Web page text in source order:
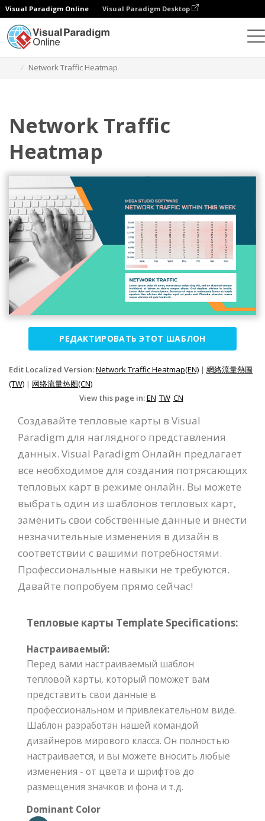
Visual Paradigm Online Visual Paradigm Desktop
Network Traffic Heatmap
Network Traffic
Heatmap
РЕДАКТИРОВАТЬ ЭТОТ ШАБЛОН
Edit Localized Version:Network Traffic Heatmap(EN) | 網絡流量熱圖
(TW) | 网络流量热图(CN)
View this page in:EN TW CN
Создавайте тепловые карты в Visual
Paradigm для наглядного представления
данных. Visual Paradigm Онлайн предлагает
все необходимое для создания потрясающих
тепловых карт в режиме онлайн. Вы можете
выбрать один из шаблонов тепловых карт,
заменить свои собственные данные и внести
незначительные изменения в дизайн в
соответствии с вашими потребностями.
Профессиональные навыки не требуются.
Давайте попробуем прямо сейчас!
Тепловые карты Template Specifications:
Настраиваемый:
Перед вами настраиваемый шаблон
тепловой карты, который поможет вам
представить свои данные в
профессиональном и привлекательном виде.
Шаблон разработан нашей командой
дизайнеров мирового класса. Он полностью
настраивается, и вы можете вносить любые
изменения - от цвета и шрифтов до
размещения значков и фона и т.д.
Dominant Color